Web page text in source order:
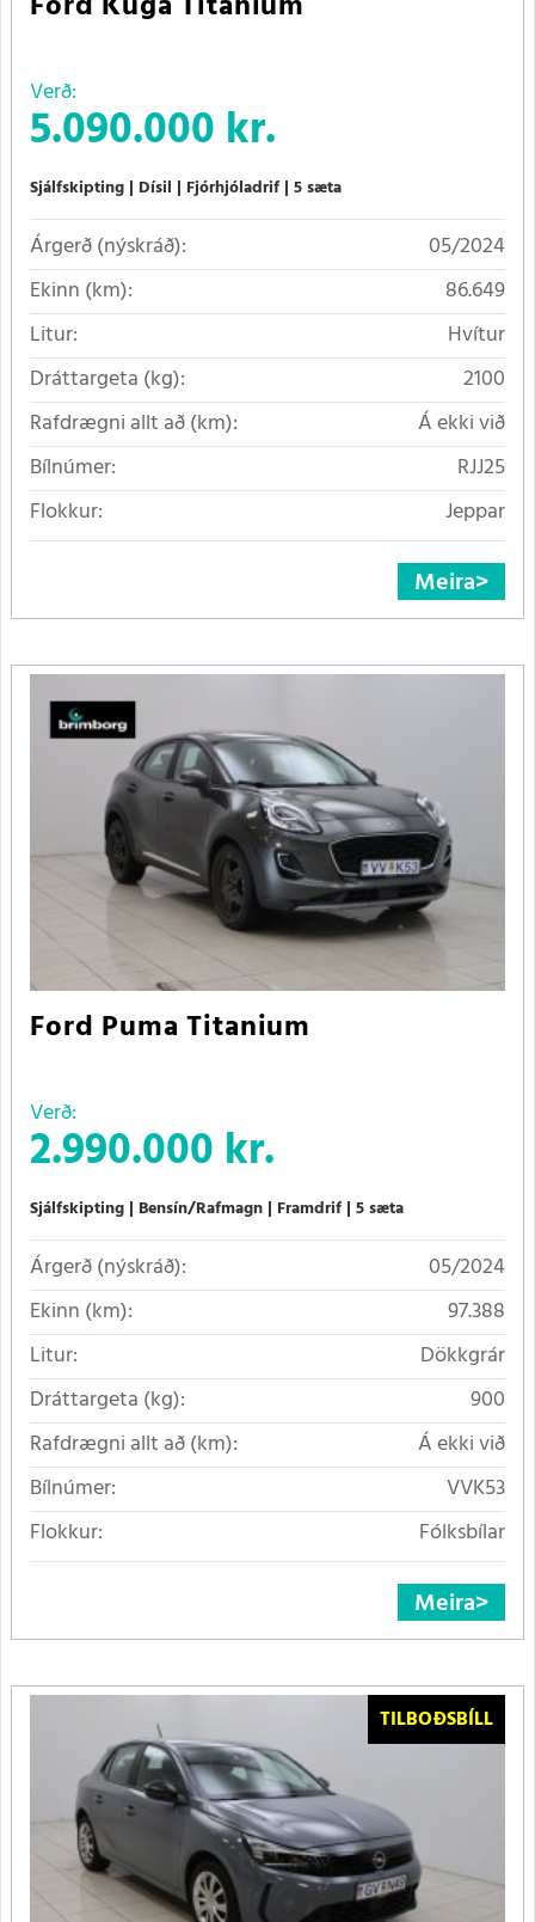
Verð:
5.090.000 kr.
Sjálfskipting Dísil Fjórhjóladrif 5 sæta
Árgerð (nýskráð):
05/2024
Ekinn (km):
86.649
Litur:
Hvítur
Dráttargeta (kg):
2100
Rafdrægni allt að (km):
Á ekki við
Bílnúmer:
RJJ25
Flokkur:
Jeppar
Meira
Ford Puma Titanium
Verð:
2.990.000 kr.
Sjálfskipting Bensín/Rafmagn Framdrif 5 sæta
Árgerð (nýskráð):
05/2024
Ekinn (km):
97.388
Litur:
Dökkgrár
Dráttargeta (kg):
900
Rafdrægni allt að (km):
Á ekki við
Bílnúmer:
VVK53
Flokkur:
Fólksbílar
Meira
TILBOÐSBÍLL